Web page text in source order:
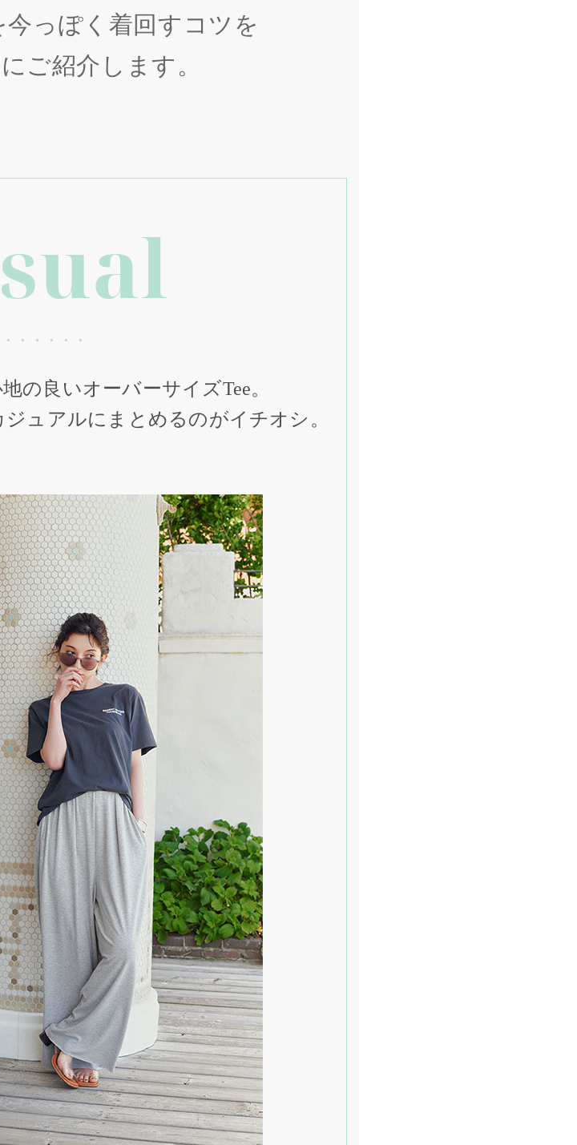
今っぽく着回すコツを
ご紹介します。
の良いオーバーサイズTee。
ュアルにまとめるのがイチオシ。